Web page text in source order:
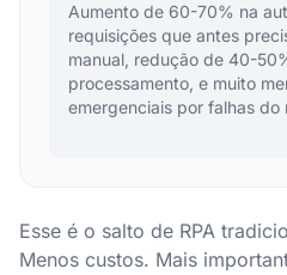
Aumento de 60-70% na
requisições que antes
manual, redução de 40-
processamento, e muito
emergenciais por falhas do
Esse é o salto de RPA
Menos custos. Mais